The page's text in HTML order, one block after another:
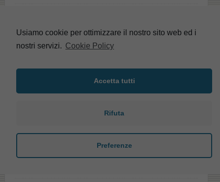
CONNECT (5)
COPRIWATER CLASSICI/RETRO'
COPRIWATER COLORATI
Usiamo cookie per ottimizzare il nostro sito web ed i
nostri servizi. Cookie Policy
Accetta tutti
Rifuta
Preferenze